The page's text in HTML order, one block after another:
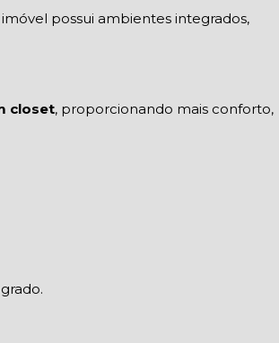
imóvel possui ambientes integrados,
closet, proporcionando mais conforto,